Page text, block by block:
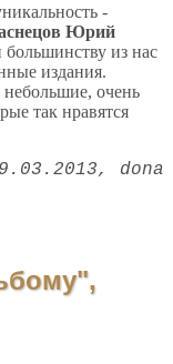
-
Юрий
из нас
издания.
очень
так нравятся
dona